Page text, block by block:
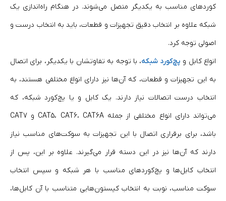
کورد‌های مناسب به یکدیگر متصل می‌شوند. در هنگام راه‌اندازی یک
شبکه علاوه بر انتخاب دقیق تجهیزات و قطعات، باید به انتخاب درست و
اصولی توجه کرد.
انواع کابل‌ و پچ‌کورد‌ شبکه، با توجه به تفاوتشان با یکدیگر، برای اتصال
به این تجهیزات و قطعات، که آن‌ها نیز دارای انواع مختلفی هستند، به
انتخاب درست اتصالات نیاز دارند. یک کابل و یا پچ‌کورد شبکه، که
می‌تواند دارای انواع مختلفی از جمله CAT5، CAT6، CAT6A و CAT7
باشد، برای برقراری اتصال با این تجهیزات به سوکت‌های مناسب نیاز
دارند که آن‌ها نیز در این دسته قرار می‌گیرند. علاوه بر این، پس از
انتخاب کابل‌ها و پچ‌کوردهای مناسب با هر شبکه و سپس انتخاب
سوکت مناسب، نوبت به انتخاب کیستون‌هایی متناسب با آن کابل‌ها،